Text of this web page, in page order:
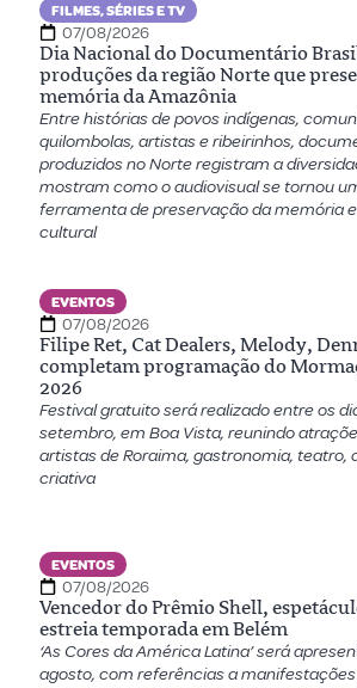
FILMES, SÉRIES E TV
07/08/2026
Dia Nacional do Documentário
produções da região Norte que
memória da Amazônia
Entre histórias de povos indígenas,
quilombolas, artistas e ribeirinhos,
produzidos no Norte registram a
mostram como o audiovisual se tornou
ferramenta de preservação da memória
cultural
EVENTOS
07/08/2026
Filipe Ret, Cat Dealers, Melody,
completam programação do
2026
Festival gratuito será realizado entre os
setembro, em Boa Vista, reunindo
artistas de Roraima, gastronomia, teatro,
criativa
EVENTOS
07/08/2026
Vencedor do Prêmio Shell,
estreia temporada em Belém
‘As Cores da América Latina’ será
agosto, com referências a